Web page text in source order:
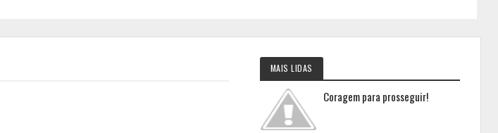
MAIS LIDAS
Coragem para prosseguir!